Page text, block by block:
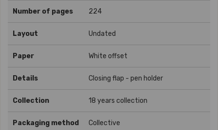
Number of pages 224
Layout Undated
Paper White offset
Details Closing flap - pen holder
Collection 18 years collection
Packaging method Collective